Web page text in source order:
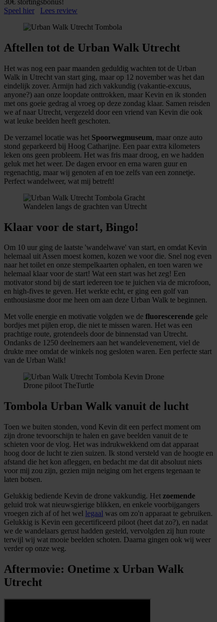
Speel hier
Lees review
Aftellen tot de Urban Walk Utrecht
Het was nog een paar maanden geduldig wachten tot de Urban
Walk in Utrecht van start ging, maar op 12 november was het dan
eindelijk zover. Armijn had zich vakkundig (vakantie-excuus,
anyone?) aan onze loopdate onttrokken, maar Kevin en ik stonden
met ons goeie gedrag al vroeg op deze zondag klaar. Samen reisden
we af naar Utrecht, vergezeld door een vriend van Kevin die ook
wat leuke beelden heeft geschoten.
De verzamel locatie was het Spoorwegmuseum, maar onze auto
stond geparkeerd bij Hoog Catharijne. Een paar extra kilometers
leken ons geen probleem. Het was fris maar droog, en we hadden
geluk met het weer. De dagen ervoor en erna waren guur en
regenachtig, maar wij genoten af en toe zelfs van een zonnetje.
Perfect wandelweer, wat mij betreft!
Wandelen langs de grachten van Utrecht
Klaar voor de start, Bingo!
Om 10 uur ging de laatste 'wandelwave' van start, en omdat Kevin
helemaal uit Assen moest komen, kozen we voor die. Snel nog even
naar het toilet en onze stempelkaarten ophalen, en toen waren we
helemaal klaar voor de start! Wat een start was het zeg! Een
motivator stond bij de start iedereen toe te juichen via de microfoon,
en high-fives te geven. Het werkte echt, er ging een golf van
enthousiasme door me heen om aan deze Urban Walk te beginnen.
Met volle energie en motivatie volgden we de fluorescerende gele
bordjes met pijlen erop, die niet te missen waren. Het was een
prachtige route, grotendeels door de binnenstad van Utrecht.
Ondanks de 1250 deelnemers aan het wandelevenement, viel de
drukte mee omdat de winkels nog gesloten waren. Een perfecte start
van de Urban Walk!
Drone piloot TheTurtle
Tombola Urban Walk vanuit de lucht
Toen we buiten stonden, vond Kevin dit een perfect moment om
zijn drone tevoorschijn te halen en gave beelden vanuit de te
schieten voor de vlog. Het was indrukwekkend om dat apparaat
hoog door de lucht te zien suizen. Ik stond versteld van de hoogte en
afstand die het kon afleggen, en bedacht me dat dit absoluut niets
voor mij zou zijn, gezien mijn neiging om het ergens tegenaan te
laten botsen.
Gelukkig bediende Kevin de drone vakkundig. Het zoemende
geluid trok wat nieuwsgierige blikken, en enkele voorbijgangers
vroegen zich af of het wel legaal was om zo'n apparaat te gebruiken.
Gelukkig is Kevin een gecertificeerd piloot (heet dat zo?), en nadat
we de wandelaars gerust hadden gesteld, vervolgden zij hun route
terwijl wij wat mooie beelden schoten. Daarna gingen ook wij weer
verder op onze weg.
Aftermovie: Onetime x Urban Walk
Utrecht